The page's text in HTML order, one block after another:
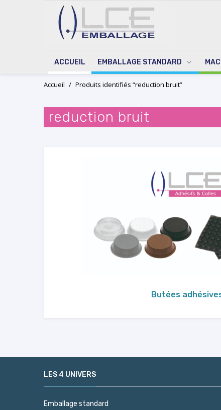
ACCUEIL EMBALLAGE STANDARD
Skip
Accueil / Produits identifiés “reduction bruit”
reduction bruit
Butées
LES 4 UNIVERS
Emballage standard